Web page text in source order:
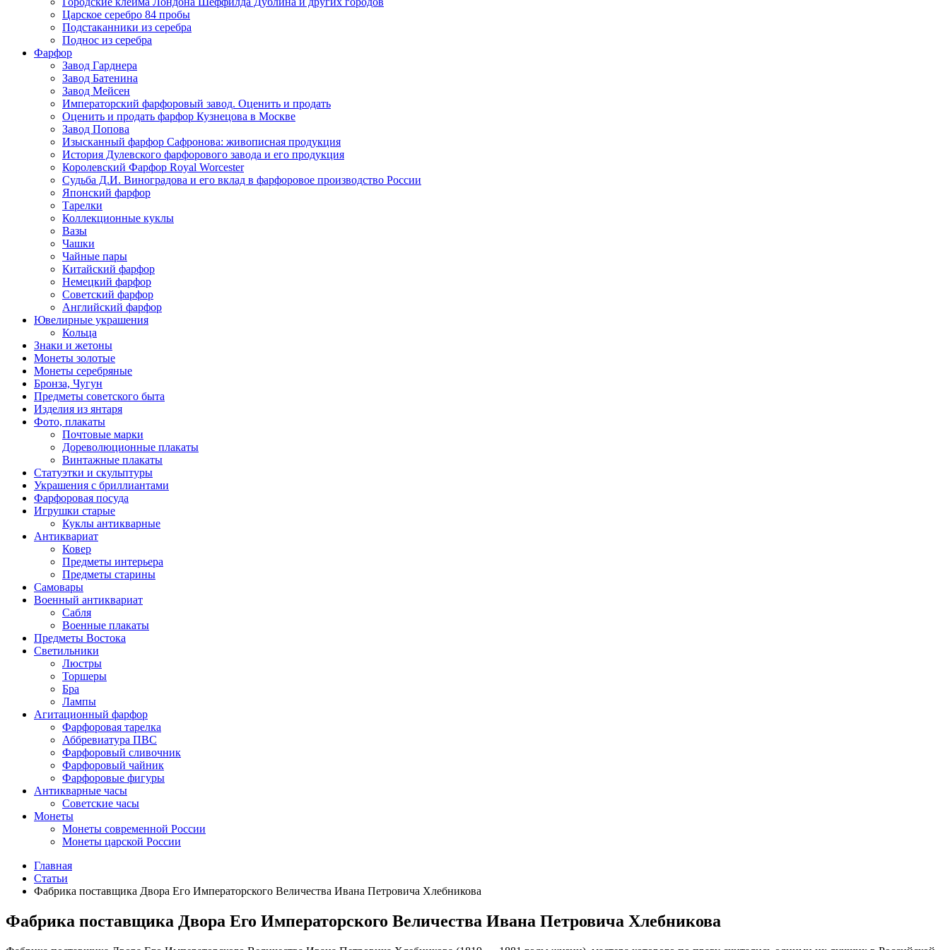
Царское серебро 84 пробы
Подстаканники из серебра
Поднос из серебра
Фарфор
Завод Гарднера
Завод Батенина
Завод Мейсен
Императорский фарфоровый завод. Оценить и продать
Оценить и продать фарфор Кузнецова в Москве
Завод Попова
Изысканный фарфор Сафронова: живописная продукция
История Дулевского фарфорового завода и его продукция
Королевский Фарфор Royal Worcester
Судьба Д.И. Виноградова и его вклад в фарфоровое производство России
Японский фарфор
Тарелки
Коллекционные куклы
Вазы
Чашки
Чайные пары
Китайский фарфор
Немецкий фарфор
Советский фарфор
Английский фарфор
Ювелирные украшения
Кольца
Знаки и жетоны
Монеты золотые
Монеты серебряные
Бронза, Чугун
Предметы советского быта
Изделия из янтаря
Фото, плакаты
Почтовые марки
Дореволюционные плакаты
Винтажные плакаты
Статуэтки и скульптуры
Украшения с бриллиантами
Фарфоровая посуда
Игрушки старые
Куклы антикварные
Антиквариат
Ковер
Предметы интерьера
Предметы старины
Самовары
Военный антиквариат
Сабля
Военные плакаты
Предметы Востока
Светильники
Люстры
Торшеры
Бра
Лампы
Агитационный фарфор
Фарфоровая тарелка
Аббревиатура ПВС
Фарфоровый сливочник
Фарфоровый чайник
Фарфоровые фигуры
Антикварные часы
Советские часы
Монеты
Монеты современной России
Монеты царской России
Главная
Статьи
Фабрика поставщика Двора Его Императорского Величества Ивана Петровича Хлебникова
Фабрика поставщика Двора Его Императорского Величества Ивана Петровича Хлебникова